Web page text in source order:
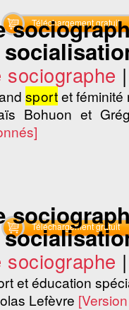
Téléchargement gratuit
sociographe
sportet féminité
Bohuon et
Téléchargement gratuit
sociographe
et éducation
Lefèvre